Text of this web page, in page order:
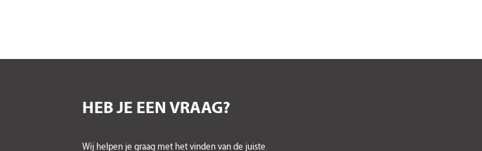
HEB JE EEN VRAAG?
Wij helpen je graag met het vinden van de juiste